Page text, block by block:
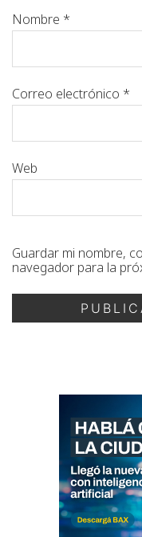
Nombre *
Correo electrónico *
Web
Guardar mi nombre,
navegador para la